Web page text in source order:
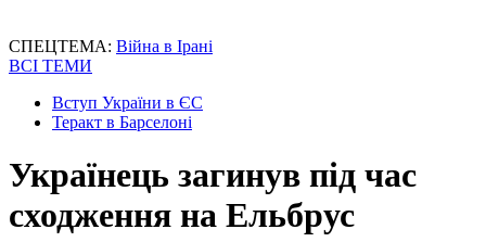
СПЕЦТЕМА: Війна в Ірані
ВСІ ТЕМИ
Вступ України в ЄС
Теракт в Барселоні
Українець загинув під час
сходження на Ельбрус